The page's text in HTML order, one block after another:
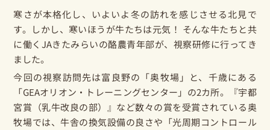
寒さが本格化し、いよいよ冬の訪れを感じさせる北見で
す。しかし、寒いほうが牛たちは元気！ そんな牛たちと共
に働くJAきたみらいの酪農青年部が、視察研修に行ってき
ました。
今回の視察訪問先は富良野の「奥牧場」と、千歳にある
「GEAオリオン・トレーニングセンター」の2カ所。『宇都
宮賞（乳牛改良の部）』など数々の賞を受賞されている奥
牧場では、牛舎の換気設備の良さや「光周期コントロール